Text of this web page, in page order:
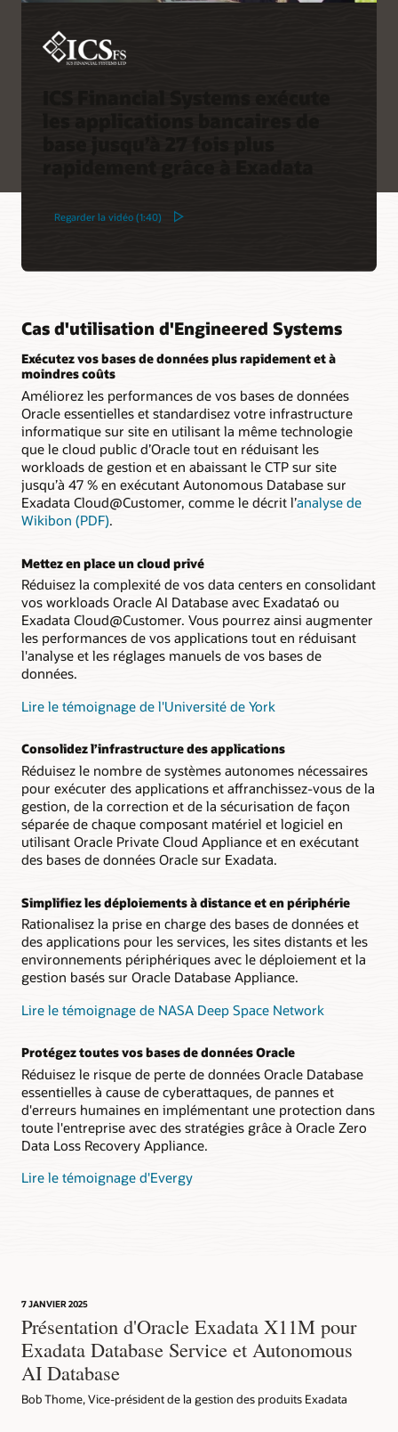
Regarder la vidéo (1:40)
Cas d'utilisation d'Engineered Systems
Exécutez vos bases de données plus rapidement et à
moindres coûts
Améliorez les performances de vos bases de données
Oracle essentielles et standardisez votre infrastructure
informatique sur site en utilisant la même technologie
que le cloud public d’Oracle tout en réduisant les
workloads de gestion et en abaissant le CTP sur site
jusqu’à 47 % en exécutant Autonomous Database sur
Exadata Cloud@Customer, comme le décrit l’analyse de
Wikibon (PDF).
Mettez en place un cloud privé
Réduisez la complexité de vos data centers en consolidant
vos workloads Oracle AI Database avec Exadata6 ou
Exadata Cloud@Customer. Vous pourrez ainsi augmenter
les performances de vos applications tout en réduisant
l'analyse et les réglages manuels de vos bases de
données.
Lire le témoignage de l'Université de York
Consolidez l’infrastructure des applications
Réduisez le nombre de systèmes autonomes nécessaires
pour exécuter des applications et affranchissez-vous de la
gestion, de la correction et de la sécurisation de façon
séparée de chaque composant matériel et logiciel en
utilisant Oracle Private Cloud Appliance et en exécutant
des bases de données Oracle sur Exadata.
Simplifiez les déploiements à distance et en périphérie
Rationalisez la prise en charge des bases de données et
des applications pour les services, les sites distants et les
environnements périphériques avec le déploiement et la
gestion basés sur Oracle Database Appliance.
Lire le témoignage de NASA Deep Space Network
Protégez toutes vos bases de données Oracle
Réduisez le risque de perte de données Oracle Database
essentielles à cause de cyberattaques, de pannes et
d'erreurs humaines en implémentant une protection dans
toute l'entreprise avec des stratégies grâce à Oracle Zero
Data Loss Recovery Appliance.
Lire le témoignage d'Evergy
7 JANVIER 2025
Présentation d'Oracle Exadata X11M pour
Exadata Database Service et Autonomous
AI Database
Bob Thome, Vice-président de la gestion des produits Exadata